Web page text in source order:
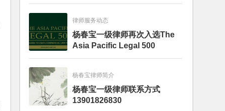
律师服务动态
杨春宝一级律师再次入选The
Asia Pacific Legal 500
杨春宝律师简介
杨春宝一级律师联系方式
13901826830